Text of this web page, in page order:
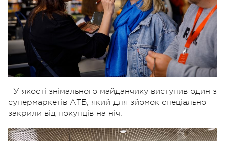
У якості знімального майданчику виступив один з
супермаркетів АТБ, який для зйомок спеціально
закрили від покупців на ніч.